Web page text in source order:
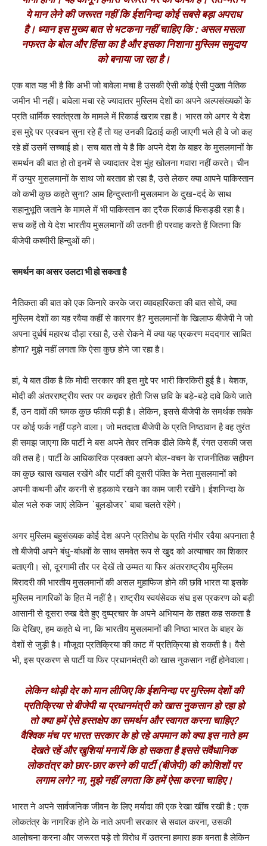
ये मान लेने की जरूरत नहीं कि ईशनिन्दा कोई सबसे बड़ा अपराध
है। ध्यान इस मुख्य बात से भटकना नहीं चाहिए कि : असल मसला
नफरत के बोल और हिंसा का है और इसका निशाना मुस्लिम समुदाय
को बनाया जा रहा है।
एक बात यह भी है कि अभी जो बावेला मचा है उसकी ऐसी कोई ऐसी पुख्ता नैतिक
जमीन भी नहीं। बावेला मचा रहे ज्यादातर मुस्लिम देशों का अपने अल्पसंख्यकों के
प्रति धार्मिक स्वतंत्रता के मामले में रिकार्ड खराब रहा है। भारत को अगर ये देश
इस मुद्दे पर प्रवचन सुना रहे हैं तो यह उनकी ढिठाई कही जाएगी भले ही वे जो कह
रहे हों उसमें सच्चाई हो। सच बात तो ये है कि अपने देश के बाहर के मुसलमानों के
समर्थन की बात हो तो इनमें से ज्यादातर देश मुंह खोलना गवारा नहीं करते। चीन
में उग्युर मुसलमानों के साथ जो बरताव हो रहा है, उसे लेकर क्या आपने पाकिस्तान
को कभी कुछ कहते सुना? आम हिन्दुस्तानी मुसलमान के दुख-दर्द के साथ
सहानुभूति जताने के मामले में भी पाकिस्तान का ट्रैक रिकार्ड फिसड्डी रहा है।
सच कहें तो ये देश भारतीय मुसलमानों की उतनी ही परवाह करते हैं जितना कि
बीजेपी कश्मीरी हिन्दुओं की।
समर्थन का असर उलटा भी हो सकता है
नैतिकता की बात को एक किनारे करके जरा व्यावहारिकता की बात सोचें, क्या
मुस्लिम देशों का यह रवैया कहीं से कारगर है? मुसलमानों के खिलाफ बीजेपी ने जो
अपना दुर्धर्ष महारथ दौड़ा रखा है, उसे रोकने में क्या यह प्रकरण मददगार साबित
होगा? मुझे नहीं लगता कि ऐसा कुछ होने जा रहा है।
हां, ये बात ठीक है कि मोदी सरकार की इस मुद्दे पर भारी किरकिरी हुई है। बेशक,
मोदी की अंतरराष्ट्रीय स्तर पर कद्दावर होती जिस छवि के बड़े-बड़े दावे किये जाते
हैं, उन दावों की चमक कुछ फीकी पड़ी है। लेकिन, इससे बीजेपी के समर्थक तबके
पर कोई फर्क नहीं पड़ने वाला। जो मतदाता बीजेपी के प्रति निष्ठावान है वह तुरंत
ही समझ जाएगा कि पार्टी ने बस अपने तेवर तनिक ढीले किये हैं, रंगत उसकी जस
की तस है। पार्टी के आधिकारिक प्रवक्ता अपने बोल-वचन के राजनीतिक सहीपन
का कुछ खास खयाल रखेंगे और पार्टी की दूसरी पंक्ति के नेता मुसलमानों को
अपनी कथनी और करनी से हड़काये रखने का काम जारी रखेंगे। ईशनिन्दा के
बोल भले रुक जाएं लेकिन `बुलडोजर` बाबा चलते रहेंगे।
अगर मुस्लिम बहुसंख्यक कोई देश अपने प्रतिरोध के प्रति गंभीर रवैया अपनाता है
तो बीजेपी अपने बंधु-बांधवों के साथ समवेत रूप से खुद को अत्याचार का शिकार
बताएगी। सो, दूरगामी तौर पर देखें तो उम्मत या फिर अंतरराष्ट्रीय मुस्लिम
बिरादरी की भारतीय मुसलमानों की असल मुहाफिज होने की छवि भारत या इसके
मुस्लिम नागरिकों के हित में नहीं है। राष्ट्रीय स्वयंसेवक संघ इस प्रकरण को बड़ी
आसानी से दूसरा रुख देते हुए दुष्प्रचार के अपने अभियान के तहत कह सकता है
कि देखिए, हम कहते थे ना, कि भारतीय मुसलमानों की निष्ठा भारत के बाहर के
देशों से जुड़ी है। मौजूदा प्रतिक्रिया की काट में प्रतिक्रिया हो सकती है। वैसे
भी, इस प्रकरण से पार्टी या फिर प्रधानमंत्री को खास नुकसान नहीं होनेवाला।
लेकिन थोड़ी देर को मान लीजिए कि ईशनिन्दा पर मुस्लिम देशों की
प्रतिक्रिया से बीजेपी या प्रधानमंत्री को खास नुकसान हो रहा हो
तो क्या हमें ऐसे हस्तक्षेप का समर्थन और स्वागत करना चाहिए?
वैश्विक मंच पर भारत सरकार के हो रहे अपमान को क्या इस नाते हम
देखते रहें और खुशियां मनायें कि हो सकता है इससे संवैधानिक
लोकतंत्र को छार-छार करने की पार्टी (बीजेपी) की कोशिशों पर
लगाम लगे? ना, मुझे नहीं लगता कि हमें ऐसा करना चाहिए।
भारत ने अपने सार्वजनिक जीवन के लिए मर्यादा की एक रेखा खींच रखी है : एक
लोकतंत्र के नागरिक होने के नाते अपनी सरकार से सवाल करना, उसकी
आलोचना करना और जरूरत पड़े तो विरोध में उतरना हमारा हक बनता है लेकिन